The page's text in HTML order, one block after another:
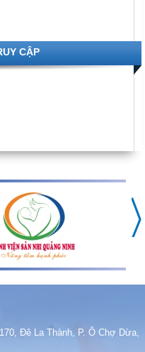
CẬP
Đê La Thành, P. Ô Chợ Dừa,